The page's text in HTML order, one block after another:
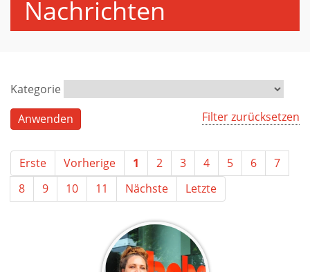
Nachrichten
Kategorie
Filter zurücksetzen
Erste Vorherige 1 2 3 4 5 6
7
8
9 10 11 Nächste Letzte